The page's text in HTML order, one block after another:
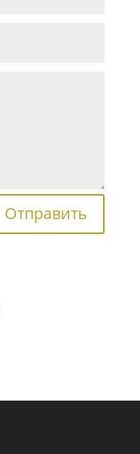
Отправить